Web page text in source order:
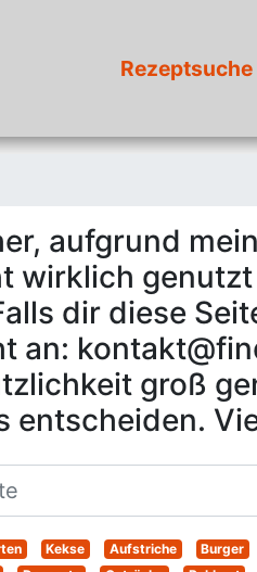
Rezeptsuche
aufgrund
wirklich
dir diese
an:
groß
entscheiden.
Kekse Aufstriche Burger